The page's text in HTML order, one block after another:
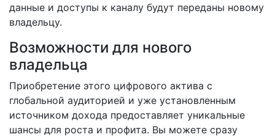
данные и доступы к каналу будут переданы новому
владельцу.
Возможности для нового
владельца
Приобретение этого цифрового актива с
глобальной аудиторией и уже установленным
источником дохода предоставляет уникальные
шансы для роста и профита. Вы можете сразу